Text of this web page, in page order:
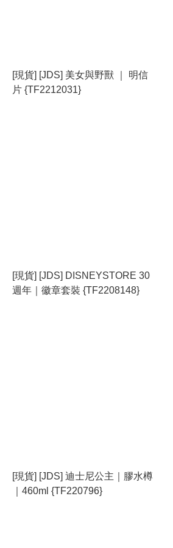
[現貨] [JDS] 美女與野獸 ｜ 明信
片 {TF2212031}
[現貨] [JDS] DISNEYSTORE 30
週年｜徽章套裝 {TF2208148}
[現貨] [JDS] 迪士尼公主｜膠水樽
｜460ml {TF220796}